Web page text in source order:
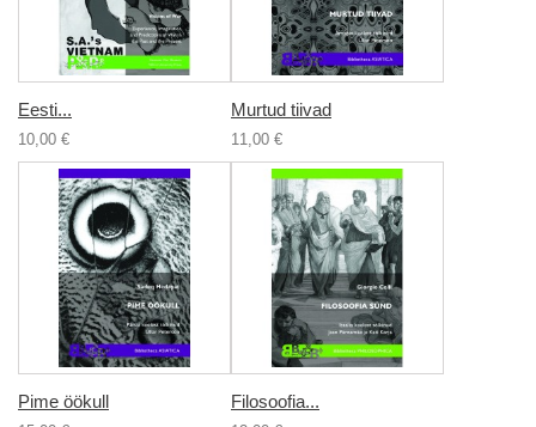
Eesti...
10,00 €
Murtud tiivad
11,00 €
Pime öökull Filosoofia...